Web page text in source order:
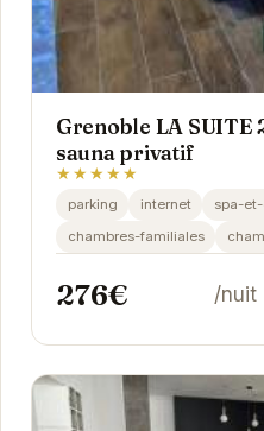
Grenoble LA SUITE
sauna privatif
★★★★★
parking internet
spa-
chambres-familiales
276€ /nuit